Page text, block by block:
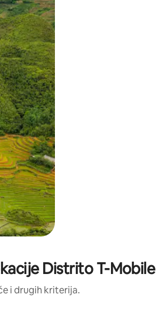
prelaskom prstom po zaslonu.
Distrito T-Mobile
i drugih kriterija.